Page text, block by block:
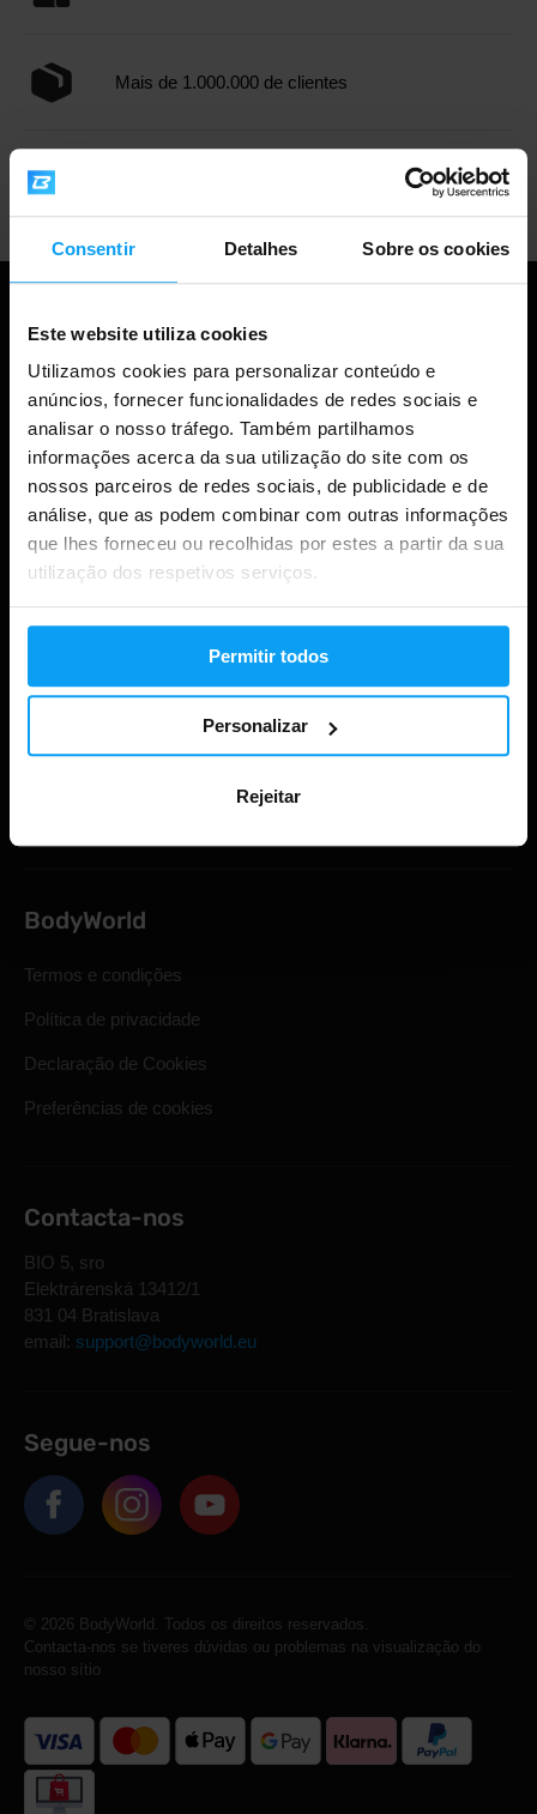
Consentir Detalhes Sobre os cookies
Este website utiliza cookies
Utilizamos cookies para personalizar conteúdo e
anúncios, fornecer funcionalidades de redes sociais e
analisar o nosso tráfego. Também partilhamos
informações acerca da sua utilização do site com os
nossos parceiros de redes sociais, de publicidade e de
análise, que as podem combinar com outras informações
que lhes forneceu ou recolhidas por estes a partir da sua
utilização dos respetivos serviços.
Permitir todos
Personalizar
Rejeitar
Mais de 1.000.000 de clientes
Compras
Acompanha a tua encomenda
Iniciar sessão na conta
BodyWorld
Termos e condições
Política de privacidade
Declaração de Cookies
Preferências de cookies
Contacta-nos
BIO 5, sro
Elektrárenská 13412/1
831 04 Bratislava
email: support@bodyworld.eu
Segue-nos
© 2026 BodyWorld. Todos os direitos reservados.
Contacta-nos se tiveres dúvidas ou problemas na visualização do
nosso sítio